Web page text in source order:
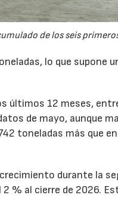
de los seis
lo que supone
últimos 12 meses,
de mayo, aunque
toneladas más que
durante la
% al cierre de 2026.